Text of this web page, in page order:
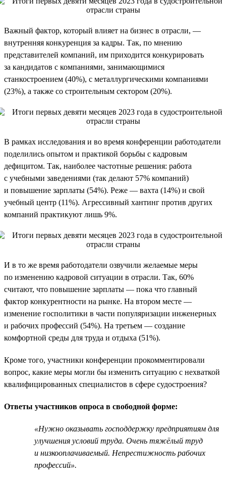
Важный фактор, который влияет на бизнес в отрасли, —
внутренняя конкуренция за кадры. Так, по мнению
представителей компаний, им приходится конкурировать
за кандидатов с компаниями, занимающимися
станкостроением (40%), с металлургическими компаниями
(23%), а также со строительным сектором (20%).
В рамках исследования и во время конференции работодатели
поделились опытом и практикой борьбы с кадровым
дефицитом. Так, наиболее частотные решения: работа
с учебными заведениями (так делают 57% компаний)
и повышение зарплаты (54%). Реже — вахта (14%) и свой
учебный центр (11%). Агрессивный хантинг против других
компаний практикуют лишь 9%.
И в то же время работодатели озвучили желаемые меры
по изменению кадровой ситуации в отрасли. Так, 60%
считают, что повышение зарплаты — пока что главный
фактор конкурентности на рынке. На втором месте —
изменение госполитики в части популяризации инженерных
и рабочих профессий (54%). На третьем — создание
комфортной среды для труда и отдыха (51%).
Кроме того, участники конференции прокомментировали
вопрос, какие меры могли бы изменить ситуацию с нехваткой
квалифицированных специалистов в сфере судостроения?
Ответы участников опроса в свободной форме:
«Нужно оказывать господдержку предприятиям для
улучшения условий труда. Очень тяжёлый труд
и низкооплачиваемый. Непрестижность рабочих
профессий».